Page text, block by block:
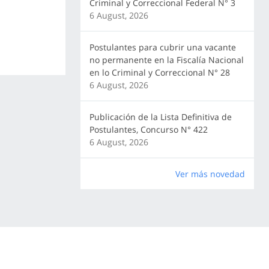
Criminal y Correccional Federal N° 3
6 August, 2026
Postulantes para cubrir una vacante
no permanente en la Fiscalía Nacional
en lo Criminal y Correccional N° 28
6 August, 2026
Publicación de la Lista Definitiva de
Postulantes, Concurso N° 422
6 August, 2026
Ver más novedad